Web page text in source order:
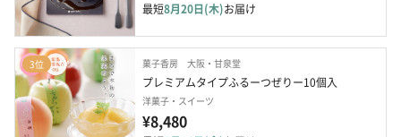
最短8月20日(木)お届け
3位 菓子香房 大阪・甘泉堂
プレミアムタイプふるーつぜりー10個入
洋菓子・スイーツ
¥8,480